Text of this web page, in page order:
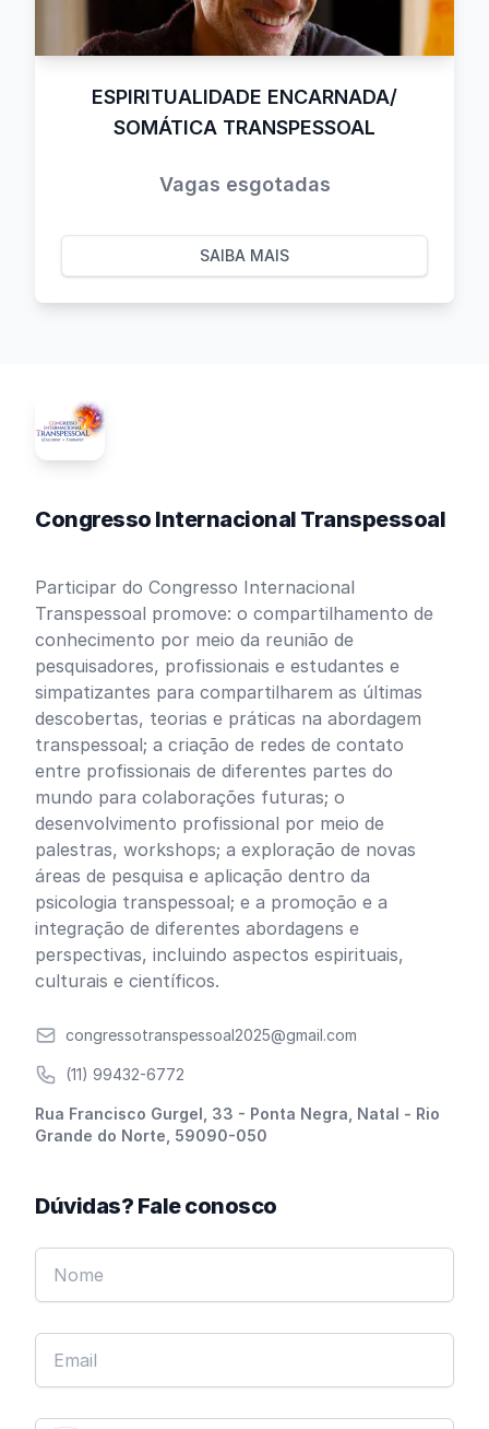
ESPIRITUALIDADE ENCARNADA/
SOMÁTICA TRANSPESSOAL
Vagas esgotadas
SAIBA MAIS
Congresso Internacional Transpessoal
Participar do Congresso Internacional
Transpessoal promove: o compartilhamento de
conhecimento por meio da reunião de
pesquisadores, profissionais e estudantes e
simpatizantes para compartilharem as últimas
descobertas, teorias e práticas na abordagem
transpessoal; a criação de redes de contato
entre profissionais de diferentes partes do
mundo para colaborações futuras; o
desenvolvimento profissional por meio de
palestras, workshops; a exploração de novas
áreas de pesquisa e aplicação dentro da
psicologia transpessoal; e a promoção e a
integração de diferentes abordagens e
perspectivas, incluindo aspectos espirituais,
culturais e científicos.
Emailcongressotranspessoal2025@gmail.com
Telefone(11) 99432-6772
Endereço
Rua Francisco Gurgel, 33 - Ponta Negra, Natal - Rio
Grande do Norte, 59090-050
Dúvidas? Fale conosco